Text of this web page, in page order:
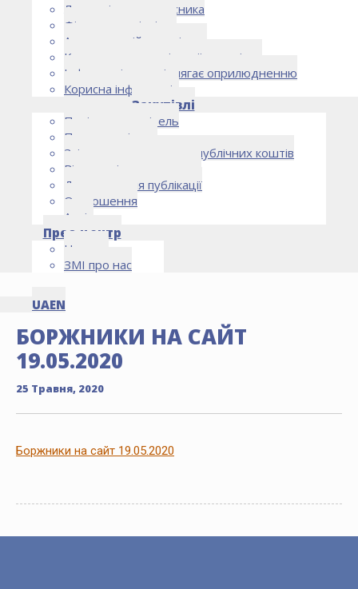
Лист очікувань власника
Фінансова звітність
Антикорупційна політика
Кодекс етики та ділової поведінки
Інформація, що підлягає оприлюдненню
Корисна інформація
Закупівлі
Політика закупівель
План закупівель
Звіт про використання публічних коштів
Відомості про договори
Договори для публікації
Оголошення
Архів
Прес-центр
Новини
ЗМІ про нас
UAEN
БОРЖНИКИ НА САЙТ
19.05.2020
25 Травня, 2020
Боржники на сайт 19.05.2020